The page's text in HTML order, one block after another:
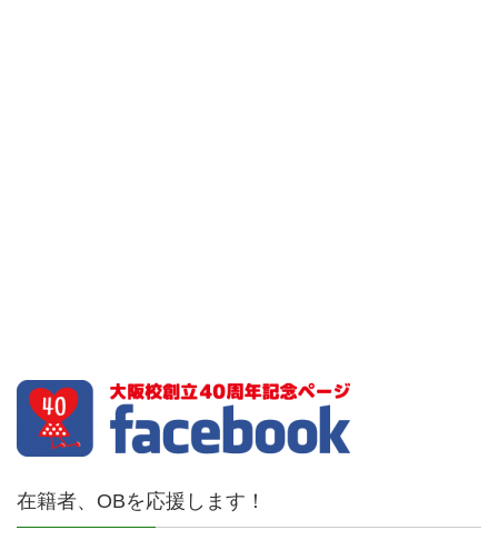
在籍者、OBを応援します！